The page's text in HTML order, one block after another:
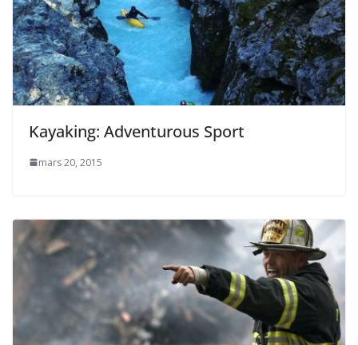
Kayaking: Adventurous Sport
mars 20, 2015